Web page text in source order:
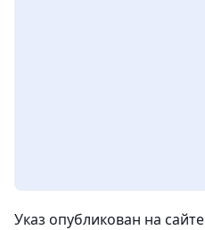
Указ опубликован на сайте